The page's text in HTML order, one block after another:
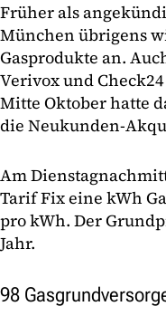
Früher als
München übrigens
Gasprodukte an.
Verivox und
Mitte Oktober hatte
die Neukunden-
Am
Tarif Fix eine kWh
pro kWh. Der
Jahr.
98